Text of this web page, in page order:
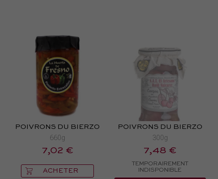
POIVRONS DU BIERZO
660g
7,02 €
ACHETER
POIVRONS DU BIERZO
300g
7,48 €
TEMPORAIREMENT
INDISPONIBLE